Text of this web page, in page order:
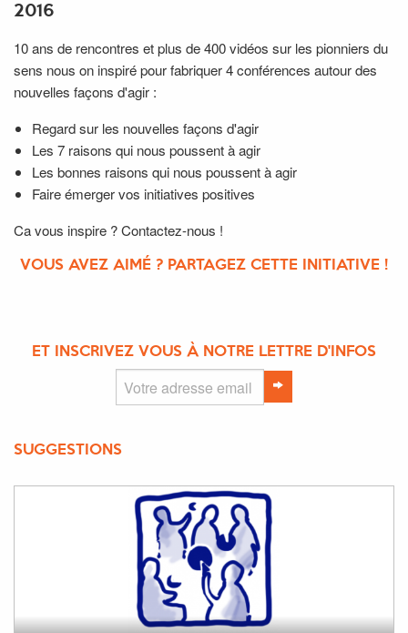
2016
10 ans de rencontres et plus de 400 vidéos sur les pionniers du
sens nous on inspiré pour fabriquer 4 conférences autour des
nouvelles façons d'agir :
Regard sur les nouvelles façons d'agir
Les 7 raisons qui nous poussent à agir
Les bonnes raisons qui nous poussent à agir
Faire émerger vos initiatives positives
Ca vous inspire ? Contactez-nous !
VOUS AVEZ AIMÉ ? PARTAGEZ CETTE INITIATIVE !
ET INSCRIVEZ VOUS À NOTRE LETTRE D'INFOS
SUGGESTIONS